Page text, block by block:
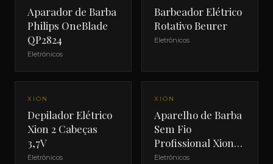
Aparador de Barba
Philips OneBlade
QP2824
Eletrônicos
Barbeador Elétrico
Rotativo Beurer
Eletrônicos
NOVO
XION
Depilador Elétrico
Xion 2 Cabeças
3,7V
Eletrônicos
NOVO
XION
Aparelho de Barba
Sem Fio
Profissional Xion
XI-SHAVE
Eletrônicos